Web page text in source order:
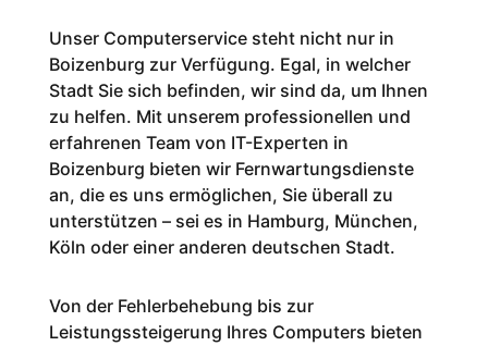
Unser Computerservice steht nicht nur in
Boizenburg zur Verfügung. Egal, in welcher
Stadt Sie sich befinden, wir sind da, um Ihnen
zu helfen. Mit unserem professionellen und
erfahrenen Team von IT-Experten in
Boizenburg bieten wir Fernwartungsdienste
an, die es uns ermöglichen, Sie überall zu
unterstützen – sei es in Hamburg, München,
Köln oder einer anderen deutschen Stadt.
Von der Fehlerbehebung bis zur
Leistungssteigerung Ihres Computers bieten